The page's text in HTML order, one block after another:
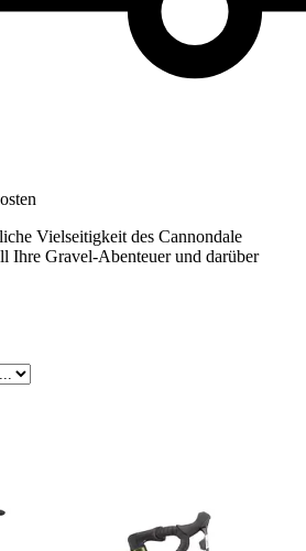
Vielseitigkeit des Cannondale
Ihre Gravel-Abenteuer und darüber